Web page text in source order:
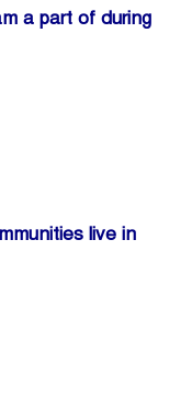
a part of during
live in